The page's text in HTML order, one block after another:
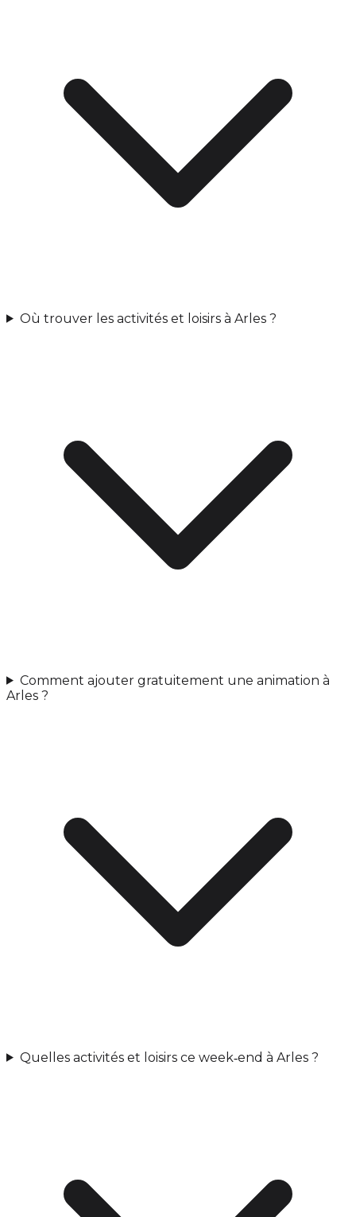
Où trouver les activités et loisirs à Arles ?
Comment ajouter gratuitement une animation à
Arles ?
Quelles activités et loisirs ce week‑end à Arles ?